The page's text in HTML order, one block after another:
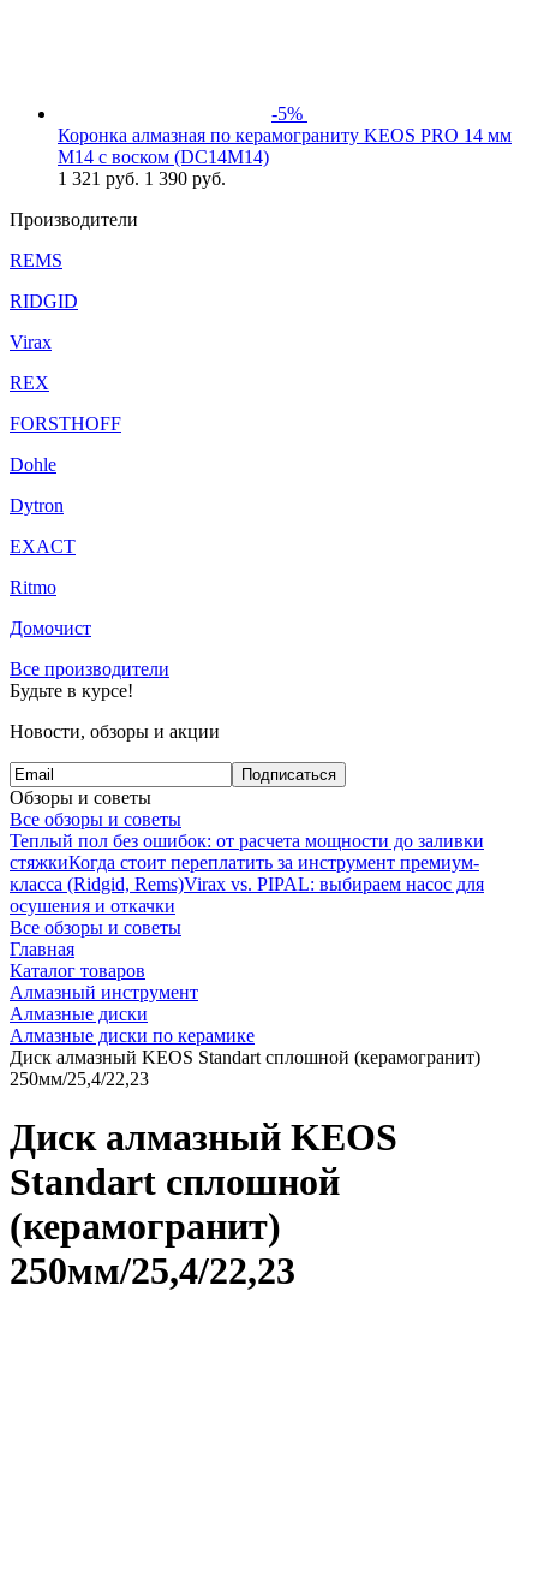
-5%
Коронка алмазная по керамограниту KEOS PRO 14 мм
M14 с воском (DC14M14)
1 321 руб. 1 390 руб.
Производители
REMS
RIDGID
Virax
REX
FORSTHOFF
Dohle
Dytron
EXACT
Ritmo
Домочист
Все производители
Будьте в курсе!
Новости, обзоры и акции
Подписаться
Обзоры и советы
Все обзоры и советы
Теплый пол без ошибок: от расчета мощности до заливки
стяжкиКогда стоит переплатить за инструмент премиум-
класса (Ridgid, Rems)Virax vs. PIPAL: выбираем насос для
осушения и откачки
Все обзоры и советы
Главная
Каталог товаров
Алмазный инструмент
Алмазные диски
Алмазные диски по керамике
Диск алмазный KEOS Standart сплошной (керамогранит)
250мм/25,4/22,23
Диск алмазный KEOS
Standart сплошной
(керамогранит)
250мм/25,4/22,23